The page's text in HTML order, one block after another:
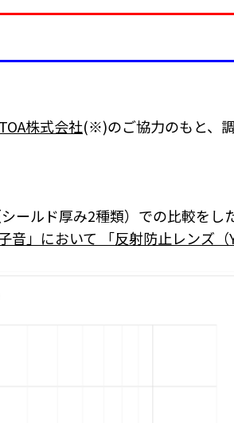
TOA株式会社(※)のご協力のもと、
ールド厚み2種類）での比較をし
音」において 「反射防止レンズ（